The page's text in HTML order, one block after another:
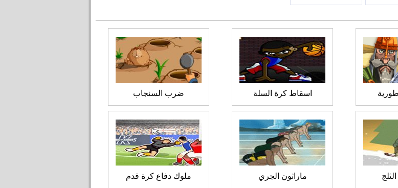
اسقاط كرة السلة ضرب السنجاب
ماراثون الجري ملوك دفاع كرة قدم